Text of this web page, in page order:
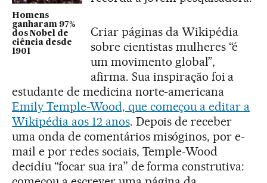
Homens
ganharam 97%
dos Nobel de
ciência desde
1901
Criar páginas da Wikipédia
sobre cientistas mulheres “é
um movimento global”,
afirma. Sua inspiração foi a
estudante de medicina norte-americana
Emily Temple-Wood, que começou a editar a
Wikipédia aos 12 anos. Depois de receber
uma onda de comentários misóginos, por e-
mail e por redes sociais, Temple-Wood
decidiu “focar sua ira” de forma construtiva: